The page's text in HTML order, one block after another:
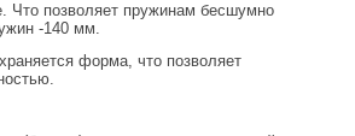
Что позволяет пружинам бесшумно
-140 мм.
форма, что позволяет